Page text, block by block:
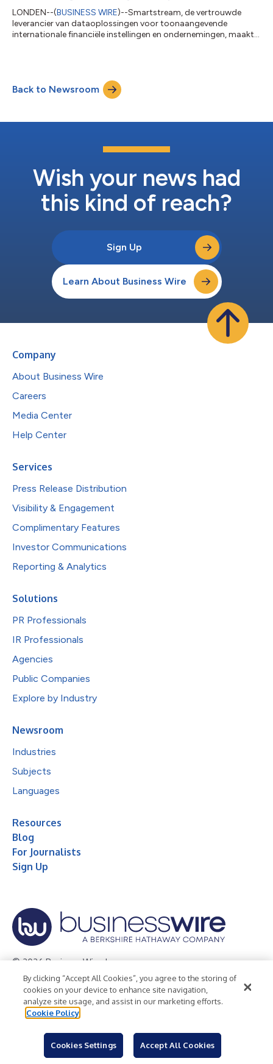
LONDEN--(BUSINESS WIRE)--Smartstream, de vertrouwde
leverancier van dataoplossingen voor toonaangevende
internationale financiële instellingen en ondernemingen, maakt
die de afstemming, controle en operationele zekerheid bij buy-
side-bedrijven ingrijpend veranderen. Deze bekendmaking is
officieel geldend in de origin...
Back to Newsroom
Wish your news had
this kind of reach?
Sign Up
Learn About Business Wire
Company
About Business Wire
Careers
Media Center
Help Center
Services
Press Release Distribution
Visibility & Engagement
Complimentary Features
Investor Communications
Reporting & Analytics
Solutions
PR Professionals
IR Professionals
Agencies
Public Companies
Explore by Industry
Newsroom
Industries
Subjects
Languages
Resources
Blog
For Journalists
Sign Up
© 2026 Business Wire, Inc.
Privacy Policy Cookie Policy
Accessibility Statement
Terms of Use
Legal
By clicking “Accept All Cookies”, you agree to the storing of
cookies on your device to enhance site navigation,
analyze site usage, and assist in our marketing efforts.
Cookie Policy
Cookies Settings Accept All Cookies